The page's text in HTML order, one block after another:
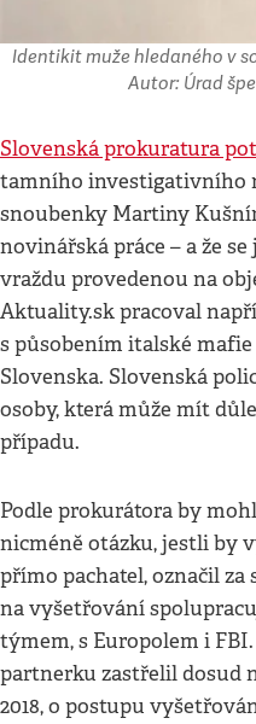
Identikit muže hledaného v
Autor: Úrad
Slovenská prokuratura
tamního investigativního
snoubenky Martiny
novinářská práce – a že
vraždu provedenou na
Aktuality.sk pracoval
s působením italské
Slovenska. Slovenská
osoby, která může mít
případu.
Podle prokurátora by
nicméně otázku, jestli by
přímo pachatel, označil za
na vyšetřování
týmem, s Europolem i
partnerku zastřelil dosud
2018, o postupu